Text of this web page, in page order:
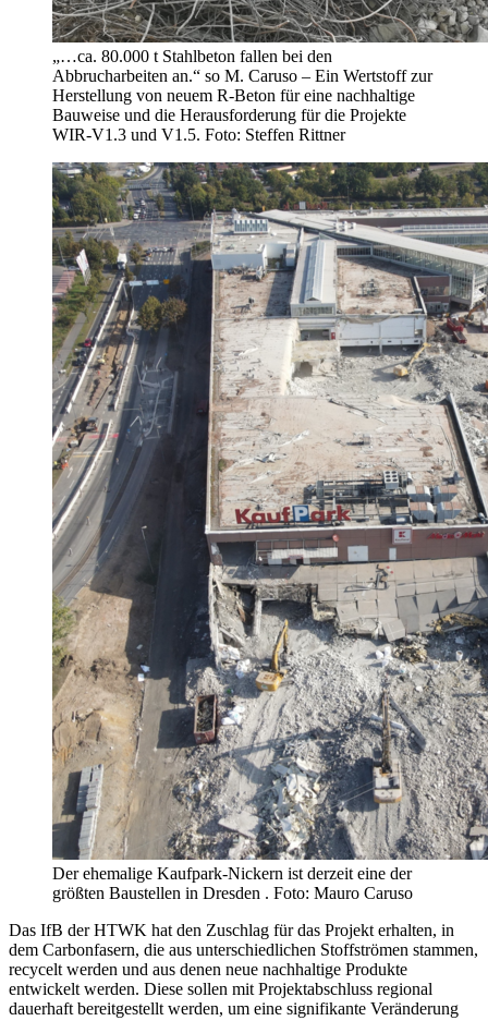
„…ca. 80.000 t Stahlbeton fallen bei den
Abbrucharbeiten an.“ so M. Caruso – Ein Wertstoff zur
Herstellung von neuem R-Beton für eine nachhaltige
Bauweise und die Herausforderung für die Projekte
WIR-V1.3 und V1.5. Foto: Steffen Rittner
Der ehemalige Kaufpark-Nickern ist derzeit eine der
größten Baustellen in Dresden . Foto: Mauro Caruso
Das IfB der HTWK hat den Zuschlag für das Projekt erhalten, in
dem Carbonfasern, die aus unterschiedlichen Stoffströmen stammen,
recycelt werden und aus denen neue nachhaltige Produkte
entwickelt werden. Diese sollen mit Projektabschluss regional
dauerhaft bereitgestellt werden, um eine signifikante Veränderung